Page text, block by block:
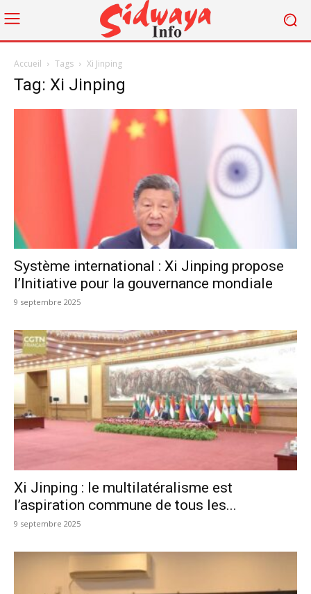
Accueil Tags Xi Jinping
Tag: Xi Jinping
Système international : Xi Jinping propose
l’Initiative pour la gouvernance mondiale
9 septembre 2025
Xi Jinping : le multilatéralisme est
l’aspiration commune de tous les...
9 septembre 2025